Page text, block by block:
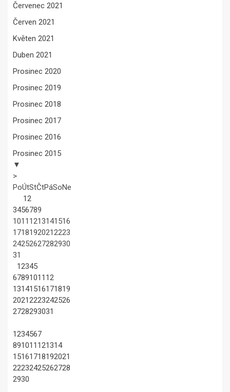
Červenec 2021
Červen 2021
Květen 2021
Duben 2021
Prosinec 2020
Prosinec 2019
Prosinec 2018
Prosinec 2017
Prosinec 2016
Prosinec 2015
▼
>
PoÚtStČtPáSoNe
12
3456789
1011 1213141516
17181920212223
24252627282930
31
12345
67891011 12
13141516171819
20212223242526
2728293031
1234567
891011 121314
15161718192021
22232425262728
2930